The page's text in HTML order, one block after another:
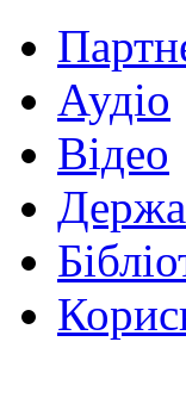
Аудіо
Відео